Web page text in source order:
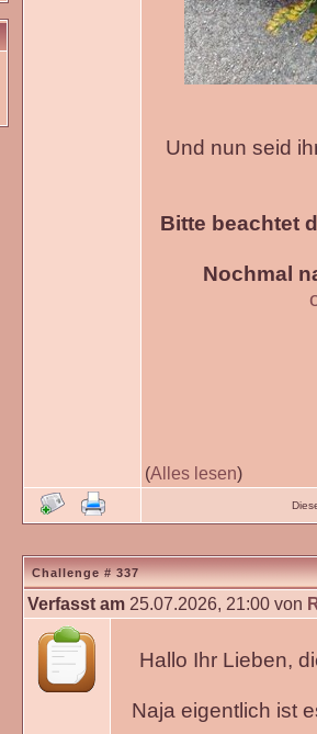
Und nun seid
Bitte beachtet
Nochmal
(Alles lesen)
Challenge # 337
Verfasst am 25.07.2026, 21:00 von
Hallo Ihr Lieben,
Naja eigentlich ist